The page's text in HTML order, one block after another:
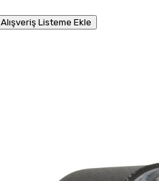
Alışveriş Listeme Ekle